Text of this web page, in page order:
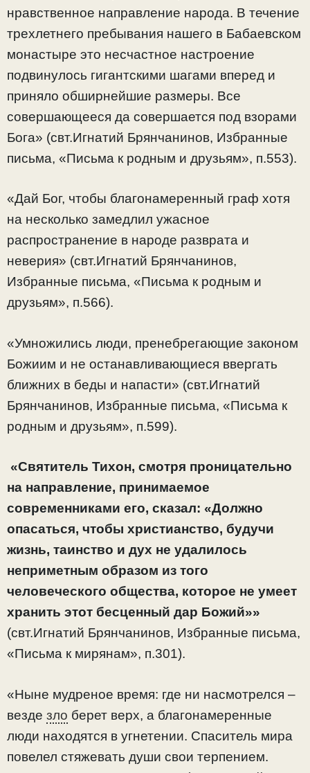
нравственное направление народа. В течение
трехлетнего пребывания нашего в Бабаевском
монастыре это несчастное настроение
подвинулось гигантскими шагами вперед и
приняло обширнейшие размеры. Все
совершающееся да совершается под взорами
Бога» (свт.Игнатий Брянчанинов, Избранные
письма, «Письма к родным и друзьям», п.553).
«Дай Бог, чтобы благонамеренный граф хотя
на несколько замедлил ужасное
распространение в народе разврата и
неверия» (свт.Игнатий Брянчанинов,
Избранные письма, «Письма к родным и
друзьям», п.566).
«Умножились люди, пренебрегающие законом
Божиим и не останавливающиеся ввергать
ближних в беды и напасти» (свт.Игнатий
Брянчанинов, Избранные письма, «Письма к
родным и друзьям», п.599).
«Святитель Тихон, смотря проницательно
на направление, принимаемое
современниками его, сказал: «Должно
опасаться, чтобы христианство, будучи
жизнь, таинство и дух не удалилось
неприметным образом из того
человеческого общества, которое не умеет
хранить этот бесценный дар Божий»»
(свт.Игнатий Брянчанинов, Избранные письма,
«Письма к мирянам», п.301).
«Ныне мудреное время: где ни насмотрелся –
везде зло берет верх, а благонамеренные
люди находятся в угнетении. Спаситель мира
повелел стяжевать души свои терпением.